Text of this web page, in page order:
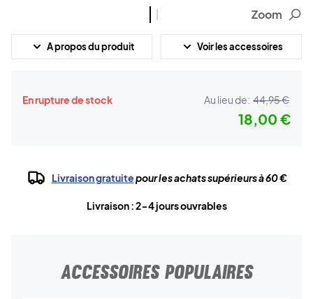
Zoom
A propos du produit Voir les accessoires
En rupture de stock Au lieu de: 44,95 €
18,00 €
Livraison gratuitepour les achats supérieurs à 60 €
Livraison : 2-4 jours ouvrables
ACCESSOIRES POPULAIRES